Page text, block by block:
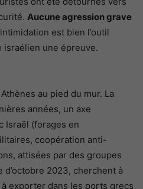
Aucune agression grave
est bien l’outil
israélien une épreuve.
au pied du mur. La
années, un axe
Israël (forages en
coopération anti-
attisées par des groupes
2023, cherchent à
à exporter dans les ports grecs